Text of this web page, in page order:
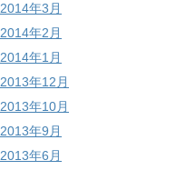
2014年3月
2014年2月
2014年1月
2013年12月
2013年10月
2013年9月
2013年6月